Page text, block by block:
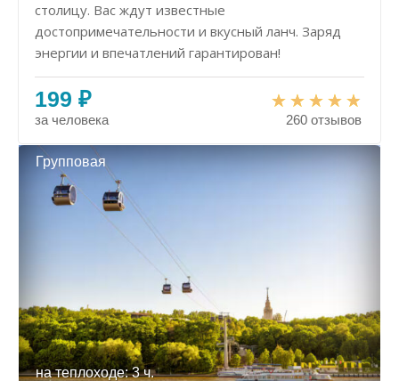
столицу. Вас ждут известные
достопримечательности и вкусный ланч. Заряд
энергии и впечатлений гарантирован!
199 ₽
за человека 260 отзывов
Групповая
на теплоходе: 3 ч.